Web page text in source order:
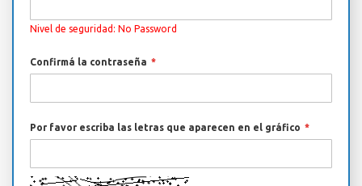
Nivel de seguridad: No Password
Confirmá la contraseña
Por favor escriba las letras que aparecen en el gráfico